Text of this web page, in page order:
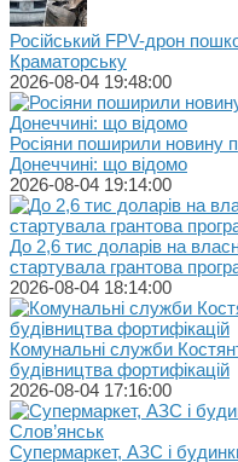
Російський FPV-дрон
Краматорську
2026-08-04 19:48:00
Росіяни поширили новину
Донеччині: що відомо
2026-08-04 19:14:00
До 2,6 тис доларів на
стартувала грантова
2026-08-04 18:14:00
Комунальні служби
будівництва фортифікацій
2026-08-04 17:16:00
Супермаркет, АЗС і